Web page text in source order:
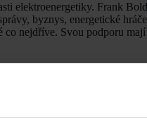
elektroenergetiky. Frank
byznys, energetické
co nejdříve. Svou podporu
chce EU dosáhnout do roku